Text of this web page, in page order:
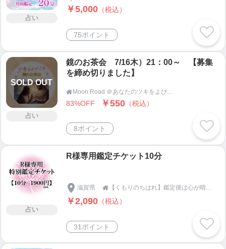
占い
￥5,000 （税込）
75ポイント
SOLD OUT
占い
鏡のお茶会 7/16木）21：00～ 【募集
を締め切りました】
 Moon Road ＠あなたのツキをよびこむ 月よみ師®いき〜占い・カウンセリング〜
83%OFF ￥550 （税込）
8ポイント
占い
R様専用鑑定チケット10分
滋賀県  【くもりのちはれ】鑑定後は心が晴れに！
￥2,090 （税込）
31ポイント